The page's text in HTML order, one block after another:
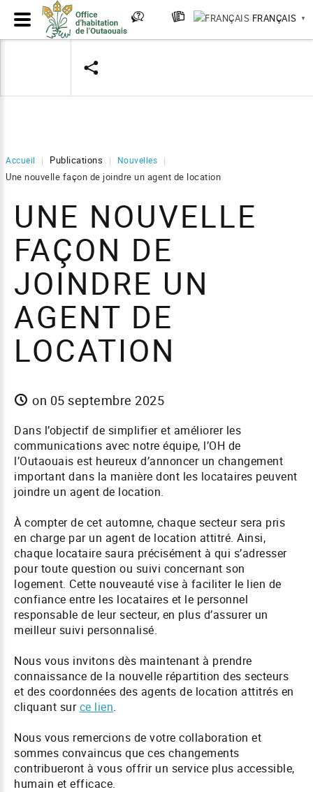
FRANÇAIS ▼
Accueil | Publications | Nouvelles
|
Une nouvelle façon de joindre un agent de location
UNE NOUVELLE
FAÇON DE
JOINDRE UN
AGENT DE
LOCATION
on 05 septembre 2025
Dans l’objectif de simplifier et améliorer les
communications avec notre équipe, l’OH de
l’Outaouais est heureux d’annoncer un changement
important dans la manière dont les locataires peuvent
joindre un agent de location.
À compter de cet automne, chaque secteur sera pris
en charge par un agent de location attitré. Ainsi,
chaque locataire saura précisément à qui s’adresser
pour toute question ou suivi concernant son
logement. Cette nouveauté vise à faciliter le lien de
confiance entre les locataires et le personnel
responsable de leur secteur, en plus d’assurer un
meilleur suivi personnalisé.
Nous vous invitons dès maintenant à prendre
connaissance de la nouvelle répartition des secteurs
et des coordonnées des agents de location attitrés en
cliquant surce lien.
Nous vous remercions de votre collaboration et
sommes convaincus que ces changements
contribueront à vous offrir un service plus accessible,
humain et efficace.